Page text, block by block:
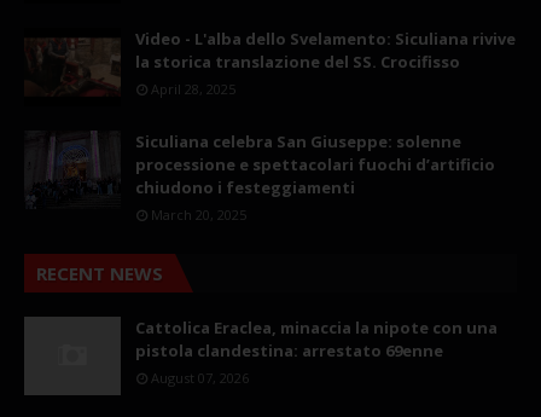
Video - L'alba dello Svelamento: Siculiana rivive
la storica translazione del SS. Crocifisso
April 28, 2025
Siculiana celebra San Giuseppe: solenne
processione e spettacolari fuochi d’artificio
chiudono i festeggiamenti
March 20, 2025
RECENT NEWS
Cattolica Eraclea, minaccia la nipote con una
pistola clandestina: arrestato 69enne
August 07, 2026